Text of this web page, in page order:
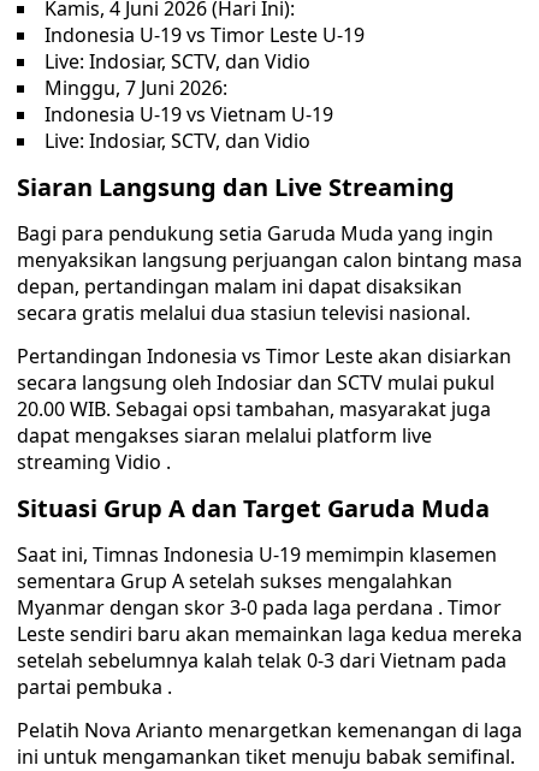
Kamis, 4 Juni 2026 (Hari Ini):
Indonesia U-19 vs Timor Leste U-19
Live: Indosiar, SCTV, dan Vidio
Minggu, 7 Juni 2026:
Indonesia U-19 vs Vietnam U-19
Live: Indosiar, SCTV, dan Vidio
Siaran Langsung dan Live Streaming
Bagi para pendukung setia Garuda Muda yang ingin
menyaksikan langsung perjuangan calon bintang masa
depan, pertandingan malam ini dapat disaksikan
secara gratis melalui dua stasiun televisi nasional.
Pertandingan Indonesia vs Timor Leste akan disiarkan
secara langsung oleh Indosiar dan SCTV mulai pukul
20.00 WIB. Sebagai opsi tambahan, masyarakat juga
dapat mengakses siaran melalui platform live
streaming Vidio .
Situasi Grup A dan Target Garuda Muda
Saat ini, Timnas Indonesia U-19 memimpin klasemen
sementara Grup A setelah sukses mengalahkan
Myanmar dengan skor 3-0 pada laga perdana . Timor
Leste sendiri baru akan memainkan laga kedua mereka
setelah sebelumnya kalah telak 0-3 dari Vietnam pada
partai pembuka .
Pelatih Nova Arianto menargetkan kemenangan di laga
ini untuk mengamankan tiket menuju babak semifinal.